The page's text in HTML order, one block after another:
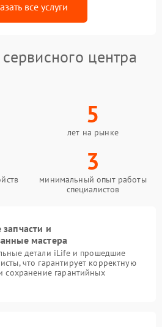
все услуги
центра
5
лет на рынке
3
минимальный опыт работы
специалистов
и
мастера
детали iLife и прошедшие
что гарантирует корректную
сохранение гарантийных